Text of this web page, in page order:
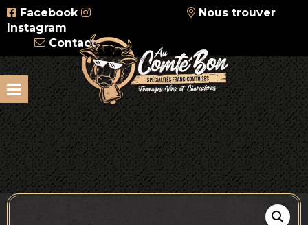
Facebook
Instagram
Nous trouver
Contact